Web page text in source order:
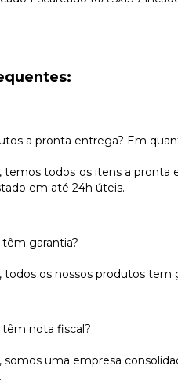
a pronta entrega? Em
temos todos os itens a pronta
em até 24h úteis.
garantia?
todos os nossos produtos tem
nota fiscal?
somos uma empresa